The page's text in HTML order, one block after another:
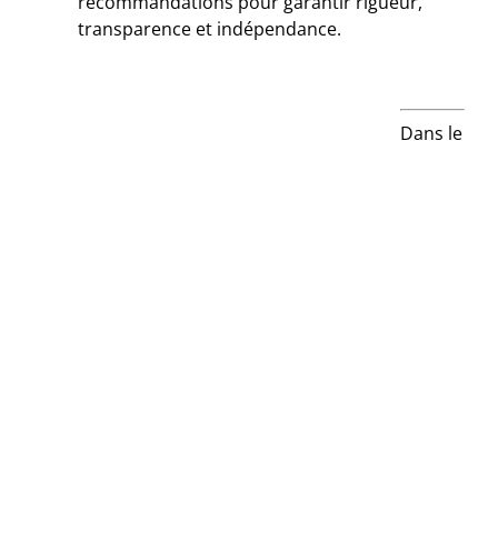
transparence et indépendance.
Dans le